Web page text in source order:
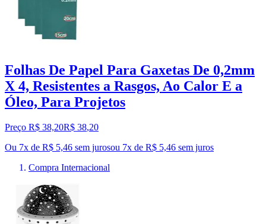
Folhas De Papel Para Gaxetas De 0,2mm
X 4, Resistentes a Rasgos, Ao Calor E a
Óleo, Para Projetos
Preço R$ 38,20R$ 38,20
Ou 7x de R$ 5,46 sem jurosou 7x de R$ 5,46 sem juros
Compra Internacional